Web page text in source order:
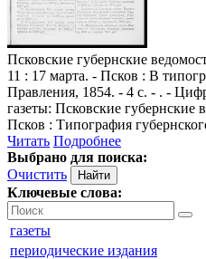
Псковские губернские
11 : 17 марта. - Псков : В
Правления, 1854. - 4 с. - . -
газеты: Псковские
Псков : Типография
Читать Подробнее
Выбрано для поиска:
Очистить
Ключевые слова:
газеты
периодические издания